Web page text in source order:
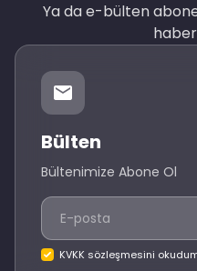
Ya da e-bülten
Bülten
Bültenimize Abone Ol
KVKK sözleşmesini